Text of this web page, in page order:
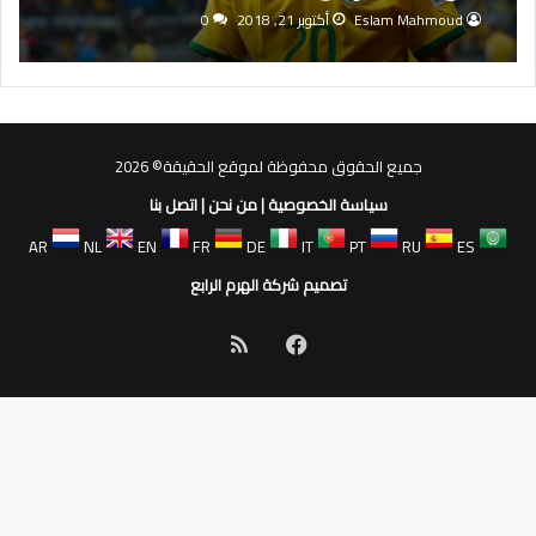
Eslam Mahmoud أكتوبر 21, 2018 0
جميع الحقوق محفوظة لموقع الحقيقة© 2026
سياسة الخصوصية|من نحن|اتصل بنا
AR
NL EN FR DE IT PT RU
ES
تصميم شركة الهرم الرابع
فيسبوك
الموقع